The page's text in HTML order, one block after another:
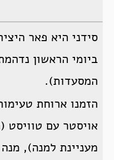
סידני היא פאר
ביומי הראשון
המסעדות).
הזמנו ארוחת
אויסטר עם טוויסט
מעניינת למנה),